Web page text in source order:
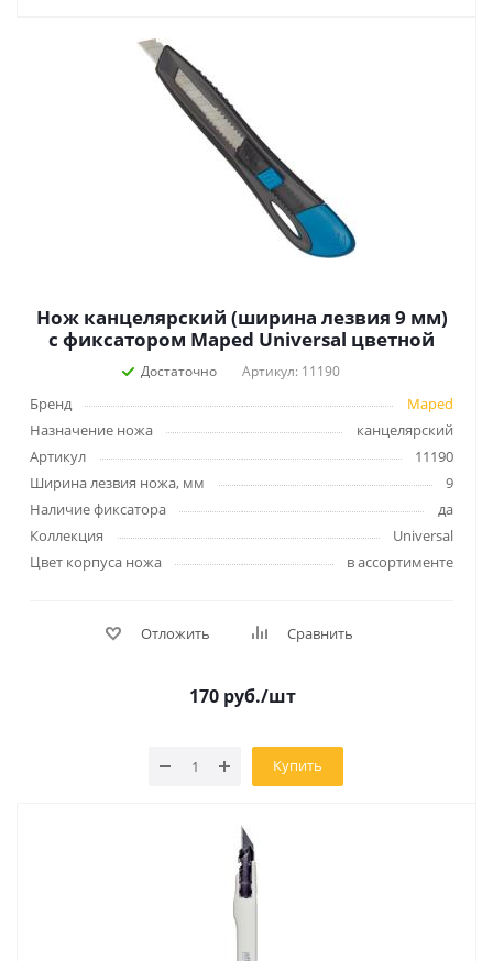
Нож канцелярский (ширина лезвия 9 мм)
с фиксатором Maped Universal цветной
Достаточно Артикул: 11190
Бренд
Maped
Назначение ножа
канцелярский
Артикул
11190
Ширина лезвия ножа, мм
9
Наличие фиксатора
да
Коллекция
Universal
Цвет корпуса ножа
в ассортименте
Отложить Сравнить
170руб./шт
Купить